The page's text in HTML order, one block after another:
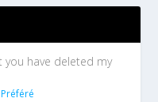
you have deleted my
Préféré